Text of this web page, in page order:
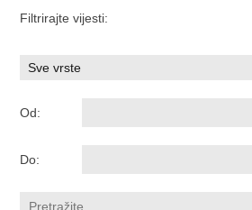
Filtrirajte vijesti:
Od:
Do: